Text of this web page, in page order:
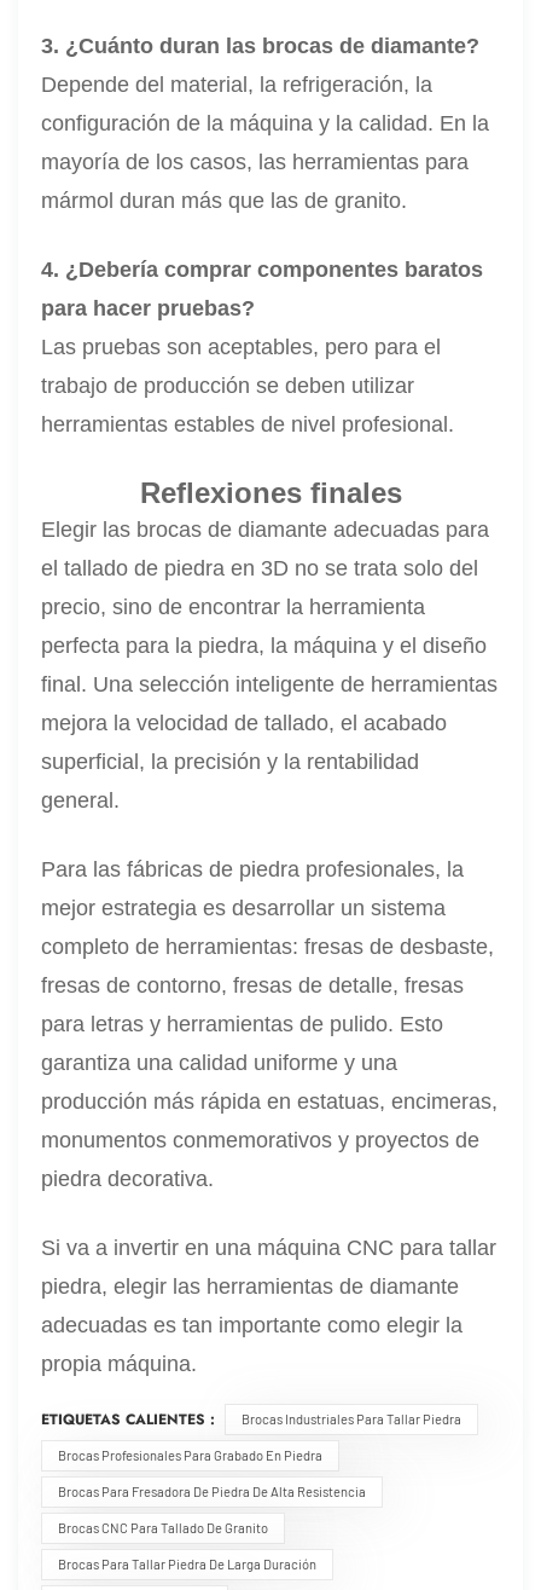
3. ¿Cuánto duran las brocas de diamante?
Depende del material, la refrigeración, la
configuración de la máquina y la calidad. En la
mayoría de los casos, las herramientas para
mármol duran más que las de granito.
4. ¿Debería comprar componentes baratos
para hacer pruebas?
Las pruebas son aceptables, pero para el
trabajo de producción se deben utilizar
herramientas estables de nivel profesional.
Reflexiones finales
Elegir las brocas de diamante adecuadas para
el tallado de piedra en 3D no se trata solo del
precio, sino de encontrar la herramienta
perfecta para la piedra, la máquina y el diseño
final. Una selección inteligente de herramientas
mejora la velocidad de tallado, el acabado
superficial, la precisión y la rentabilidad
general.
Para las fábricas de piedra profesionales, la
mejor estrategia es desarrollar un sistema
completo de herramientas: fresas de desbaste,
fresas de contorno, fresas de detalle, fresas
para letras y herramientas de pulido. Esto
garantiza una calidad uniforme y una
producción más rápida en estatuas, encimeras,
monumentos conmemorativos y proyectos de
piedra decorativa.
Si va a invertir en una máquina CNC para tallar
piedra, elegir las herramientas de diamante
adecuadas es tan importante como elegir la
propia máquina.
ETIQUETAS CALIENTES : Brocas Industriales Para Tallar Piedra
Brocas Profesionales Para Grabado En Piedra
Brocas Para Fresadora De Piedra De Alta Resistencia
Brocas CNC Para Tallado De Granito
Brocas Para Tallar Piedra De Larga Duración